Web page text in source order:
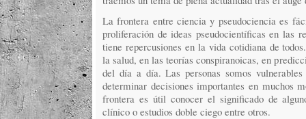
La frontera entre ciencia y pseudociencia es
proliferación de ideas pseudocientíficas en las
tiene repercusiones en la vida cotidiana de
la salud, en las teorías conspiranoicas, en
del día a día. Las personas somos
determinar decisiones importantes en muchos
frontera es útil conocer el significado de
clínico o estudios doble ciego entre otros.